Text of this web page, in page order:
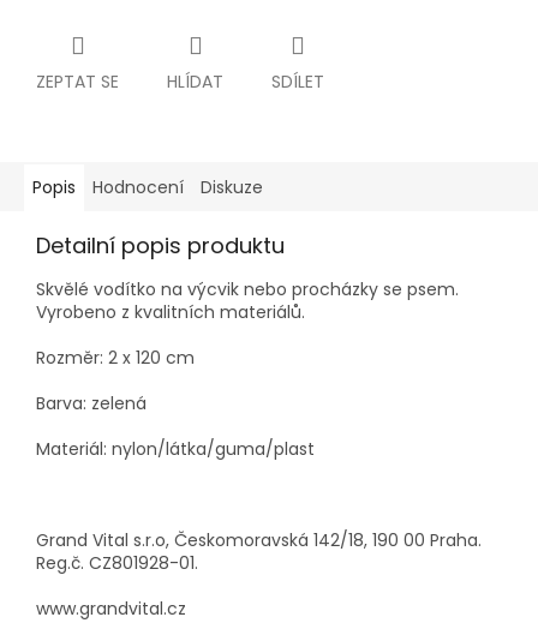
ZEPTAT SE HLÍDAT SDÍLET
Popis Hodnocení Diskuze
Detailní popis produktu
Skvělé vodítko na výcvik nebo procházky se psem.
Vyrobeno z kvalitních materiálů.
Rozměr: 2 x 120 cm
Barva: zelená
Materiál: nylon/látka/guma/plast
Grand Vital s.r.o, Českomoravská 142/18, 190 00 Praha.
Reg.č. CZ801928-01.
www.grandvital.cz